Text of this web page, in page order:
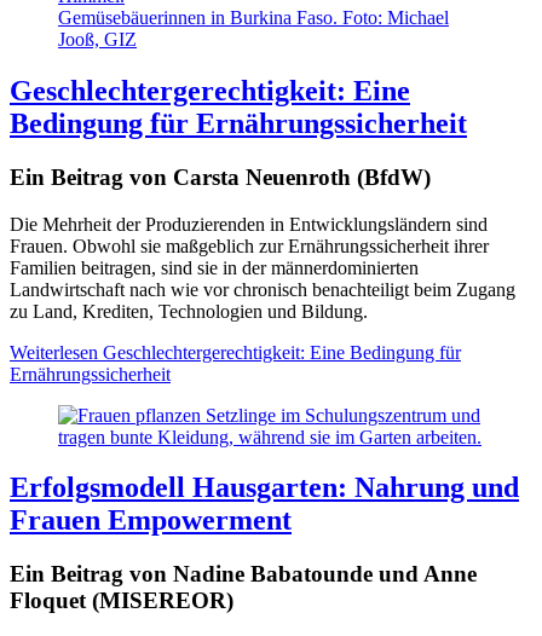
Gemüsebäuerinnen in Burkina Faso. Foto: Michael
Jooß, GIZ
Geschlechtergerechtigkeit: Eine
Bedingung für Ernährungssicherheit
Ein Beitrag von Carsta Neuenroth (BfdW)
Die Mehrheit der Produzierenden in Entwicklungsländern sind
Frauen. Obwohl sie maßgeblich zur Ernährungssicherheit ihrer
Familien beitragen, sind sie in der männerdominierten
Landwirtschaft nach wie vor chronisch benachteiligt beim Zugang
zu Land, Krediten, Technologien und Bildung.
Weiterlesen Geschlechtergerechtigkeit: Eine Bedingung für
Ernährungssicherheit
Erfolgsmodell Hausgarten: Nahrung und
Frauen Empowerment
Ein Beitrag von Nadine Babatounde und Anne
Floquet (MISEREOR)